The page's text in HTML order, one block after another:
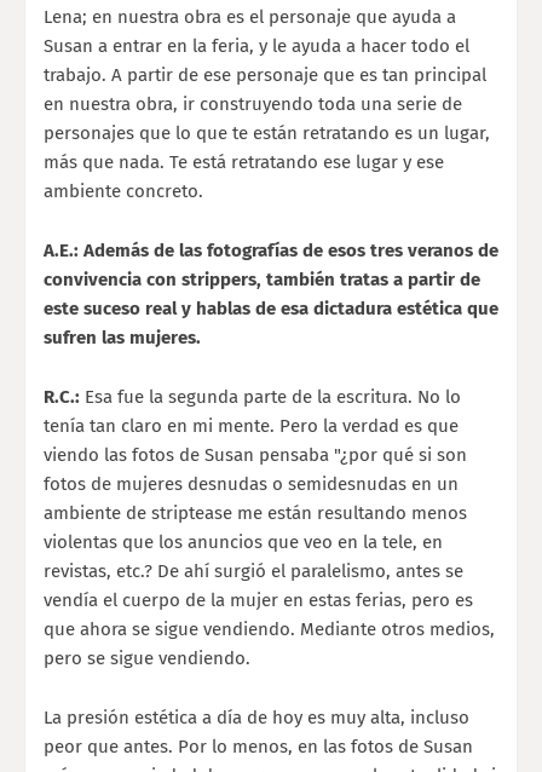
Lena; en nuestra obra es el personaje que ayuda a
Susan a entrar en la feria, y le ayuda a hacer todo el
trabajo. A partir de ese personaje que es tan principal
en nuestra obra, ir construyendo toda una serie de
personajes que lo que te están retratando es un lugar,
más que nada. Te está retratando ese lugar y ese
ambiente concreto.
A.E.: Además de las fotografías de esos tres veranos de
convivencia con strippers, también tratas a partir de
este suceso real y hablas de esa dictadura estética que
sufren las mujeres.
R.C.: Esa fue la segunda parte de la escritura. No lo
tenía tan claro en mi mente. Pero la verdad es que
viendo las fotos de Susan pensaba "¿por qué si son
fotos de mujeres desnudas o semidesnudas en un
ambiente de striptease me están resultando menos
violentas que los anuncios que veo en la tele, en
revistas, etc.? De ahí surgió el paralelismo, antes se
vendía el cuerpo de la mujer en estas ferias, pero es
que ahora se sigue vendiendo. Mediante otros medios,
pero se sigue vendiendo.
La presión estética a día de hoy es muy alta, incluso
peor que antes. Por lo menos, en las fotos de Susan